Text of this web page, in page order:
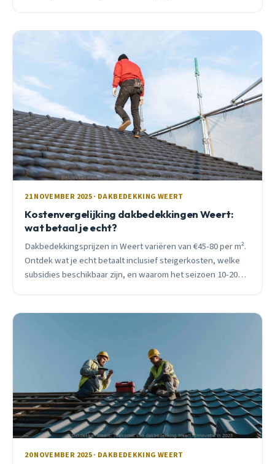
21 NOVEMBER 2025 · DAKBEDEKKING WEERT
Kostenvergelijking dakbedekkingen Weert:
wat betaal je echt?
Dakbedekkingsprijzen in Weert variëren van €45-80 per m².
Ontdek wat je echt betaalt inclusief steigerkosten, welke
subsidies beschikbaar zijn, en waarom het seizoen 10-20%
20 NOVEMBER 2025 · DAKBEDEKKING WEERT